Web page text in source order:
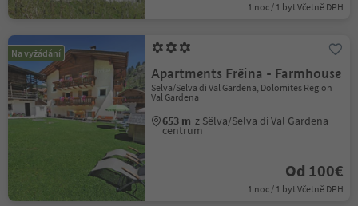
1 noc / 1 byt Včetně DPH
Na vyžádání
Apartments Frëina - Farmhouse
Sëlva/Selva di Val Gardena, Dolomites Region
Val Gardena
653 m z Sëlva/Selva di Val Gardena
centrum
Od 100€
1 noc / 1 byt Včetně DPH